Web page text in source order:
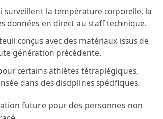
surveillent la température corporelle, la
données en direct au staff technique.
conçus avec des matériaux issus de
génération précédente.
certains athlètes tétraplégiques,
dans des disciplines spécifiques.
future pour des personnes non